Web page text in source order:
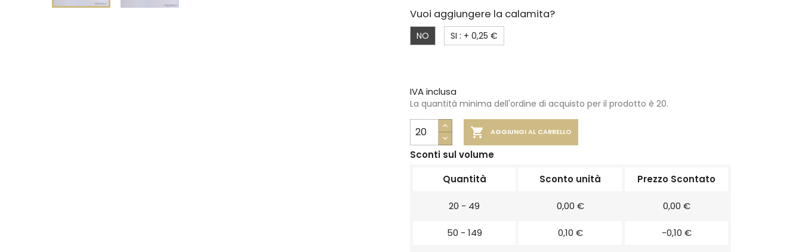
Vuoi aggiungere la calamita?
NO SI : + 0,25 €
 AGGIUNGI AL CARRELLO
IVA inclusa
La quantità minima dell'ordine di acquisto per il prodotto è 20.
Sconti sul volume
Quantità
Sconto unità Prezzo Scontato
20 - 49 0,00 € 0,00 €
50 - 149 0,10 € -0,10 €